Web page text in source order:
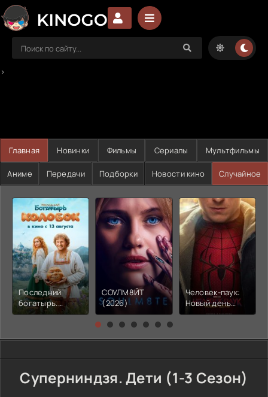
>
Главная Новинки Фильмы Сериалы Мультфильмы
Аниме Передачи Подборки Новости кино Случайное
Последний
богатырь.
Колобок (2026)
СОУЛМ8ЙТ
(2026)
Человек-паук:
Новый день
(2026)
Суперниндзя. Дети (1-3 Сезон)